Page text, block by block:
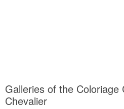
Galleries of the Coloriage
Chevalier